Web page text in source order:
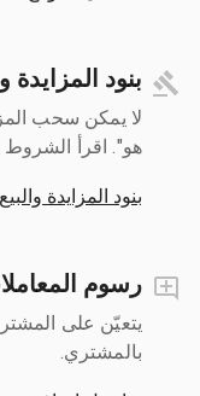
بنود المزايدة
لا يمكن سحب
هو". اقرأ الشروط
بنود المزايدة والبيع
رسوم
يتعيّن على
بالمشتري.